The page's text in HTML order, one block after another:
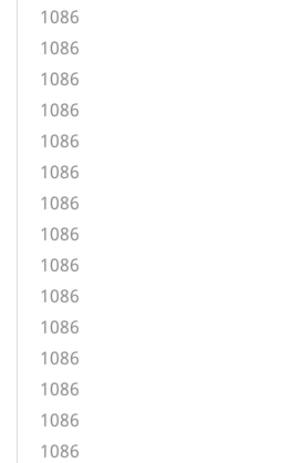
1086
1086
1086
1086
1086
1086
1086
1086
1086
1086
1086
1086
1086
1086
1086